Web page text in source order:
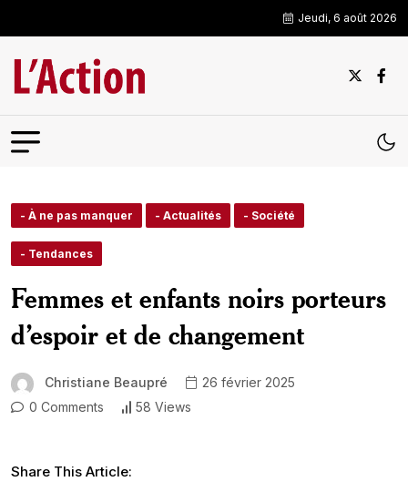
Jeudi, 6 août 2026
- À ne pas manquer - Actualités - Société
- Tendances
Femmes et enfants noirs porteurs
d’espoir et de changement
Christiane Beaupré
26 février 2025
0 Comments
58 Views
Share This Article: